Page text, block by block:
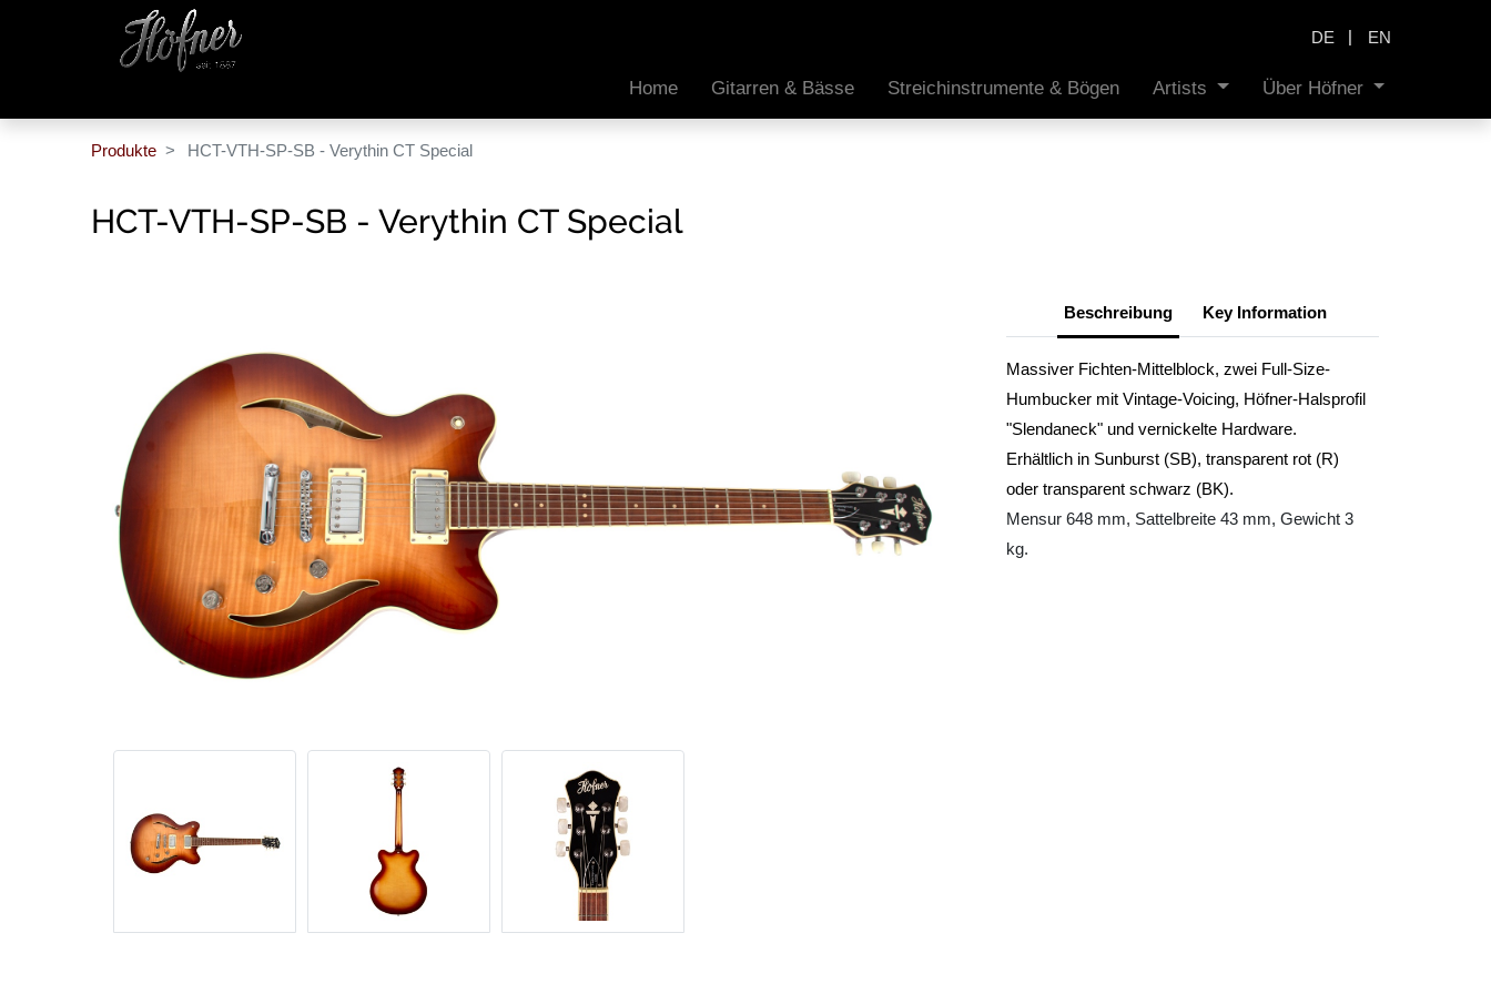
DE | EN
Home Gitarren & Bässe Streichinstrumente & Bögen Artists Über Höfner
Produkte HCT-VTH-SP-SB - Verythin CT Special
HCT-VTH-SP-SB - Verythin CT Special
Beschreibung Key Information
Massiver Fichten-Mittelblock, zwei Full-Size-
Humbucker mit Vintage-Voicing, Höfner-Halsprofil
"Slendaneck" und vernickelte Hardware.
Erhältlich in Sunburst (SB), transparent rot (R)
oder transparent schwarz (BK).
Mensur 648 mm, Sattelbreite 43 mm, Gewicht 3
kg.